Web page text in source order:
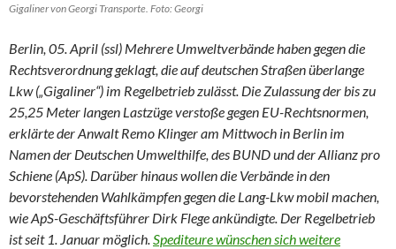
Gigaliner von Georgi Transporte. Foto: Georgi
Berlin, 05. April (ssl) Mehrere Umweltverbände haben gegen die
Rechtsverordnung geklagt, die auf deutschen Straßen überlange
Lkw („Gigaliner“) im Regelbetrieb zulässt. Die Zulassung der bis zu
25,25 Meter langen Lastzüge verstoße gegen EU-Rechtsnormen,
erklärte der Anwalt Remo Klinger am Mittwoch in Berlin im
Namen der Deutschen Umwelthilfe, des BUND und der Allianz pro
Schiene (ApS). Darüber hinaus wollen die Verbände in den
bevorstehenden Wahlkämpfen gegen die Lang-Lkw mobil machen,
wie ApS-Geschäftsführer Dirk Flege ankündigte. Der Regelbetrieb
ist seit 1. Januar möglich.Spediteure wünschen sich weitere